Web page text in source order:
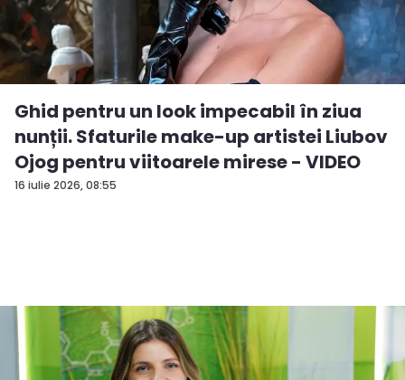
16 iulie 2026, 08:55
Ghid pentru un look impecabil în ziua
nunții. Sfaturile make-up artistei Liubov
Ojog pentru viitoarele mirese - VIDEO